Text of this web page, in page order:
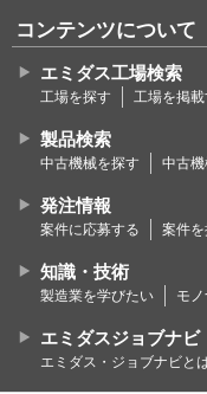
コンテンツについて
エミダス工場検索
工場を探す 工場を掲載
製品検索
中古機械を探す 中古
発注情報
案件に応募する 案件
知識・技術
製造業を学びたい モ
エミダスジョブナビ
エミダス・ジョブナビと